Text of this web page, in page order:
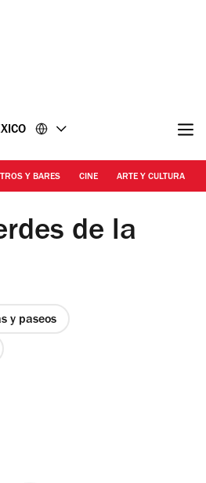
Y BARES CINE ARTE Y CULTURA
de la
y paseos